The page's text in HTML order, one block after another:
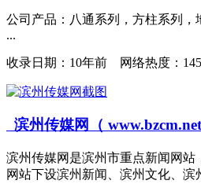
公司产品：八通系列，方柱系列，
...
收录日期： 10年前 网络热度：
滨州传媒网（ www.bzcm.net
滨州传媒网是滨州市重点新闻网
网站下设滨州新闻、滨州文化、滨